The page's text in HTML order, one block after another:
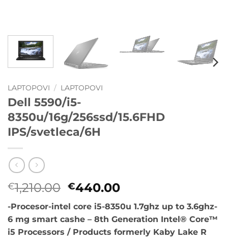
LAPTOPOVI / LAPTOPOVI
Dell 5590/i5-
8350u/16g/256ssd/15.6FHD
IPS/svetleca/6H
€1,210.00 Originalna
cena
je
bila:
€1,210.00.
€440.00Trenutna
cena
je:
€440.00.
-Procesor-intel core i5-8350u 1.7ghz up to 3.6ghz-
6 mg smart cashe – 8th Generation Intel® Core™
i5 Processors / Products formerly Kaby Lake R